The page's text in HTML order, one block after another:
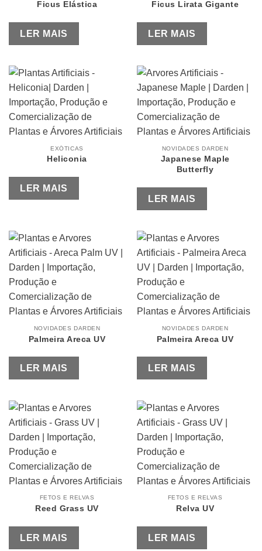
Ficus Elástica
LER MAIS
Ficus Lirata Gigante
LER MAIS
EXÓTICAS
Heliconia
LER MAIS
NOVIDADES DARDEN
Japanese Maple
Butterfly
LER MAIS
NOVIDADES DARDEN
Palmeira Areca UV
LER MAIS
NOVIDADES DARDEN
Palmeira Areca UV
LER MAIS
FETOS E RELVAS
Reed Grass UV
LER MAIS
FETOS E RELVAS
Relva UV
LER MAIS